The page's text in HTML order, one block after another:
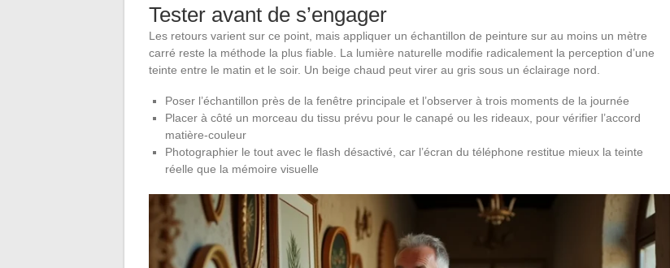
Tester avant de s’engager
Les retours varient sur ce point, mais appliquer un échantillon de peinture sur au moins un mètre
carré reste la méthode la plus fiable. La lumière naturelle modifie radicalement la perception d’une
teinte entre le matin et le soir. Un beige chaud peut virer au gris sous un éclairage nord.
Poser l’échantillon près de la fenêtre principale et l’observer à trois moments de la journée
Placer à côté un morceau du tissu prévu pour le canapé ou les rideaux, pour vérifier l’accord
matière-couleur
Photographier le tout avec le flash désactivé, car l’écran du téléphone restitue mieux la teinte
réelle que la mémoire visuelle